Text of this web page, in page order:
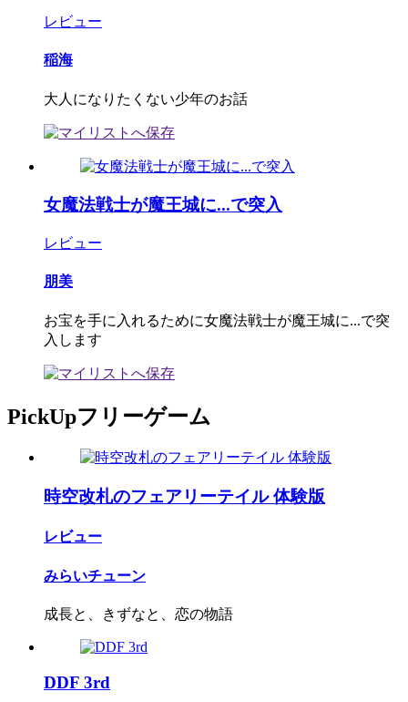
レビュー
稲海
大人になりたくない少年のお話
女魔法戦士が魔王城に...で突入
レビュー
朋美
お宝を手に入れるために女魔法戦士が魔王城に...で突
入します
PickUpフリーゲーム
時空改札のフェアリーテイル 体験版
レビュー
みらいチューン
成長と、きずなと、恋の物語
DDF 3rd